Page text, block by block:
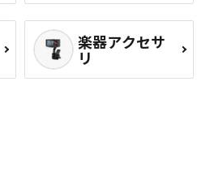
楽器アクセサ
リ